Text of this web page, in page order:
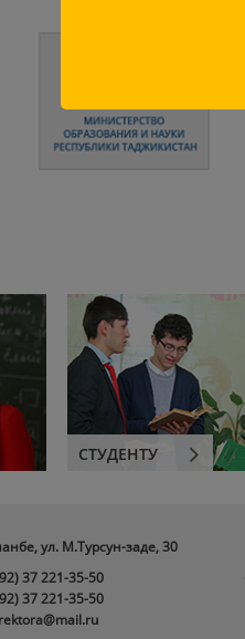
СТУДЕНТУ
ул. М.Турсун-заде, 30
37 221-35-50
37 221-35-50